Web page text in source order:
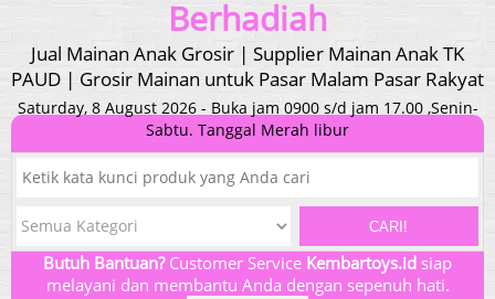
Berhadiah
Jual Mainan Anak Grosir | Supplier Mainan Anak TK
PAUD | Grosir Mainan untuk Pasar Malam Pasar Rakyat
Saturday, 8 August 2026 - Buka jam 0900 s/d jam 17.00 ,Senin-
Sabtu. Tanggal Merah libur
CARI!
Butuh Bantuan?Customer Service Kembartoys.id siap
melayani dan membantu Anda dengan sepenuh hati.